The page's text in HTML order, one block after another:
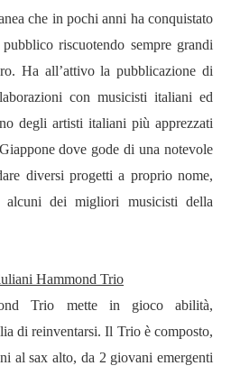
che in pochi anni ha conquistato
riscuotendo sempre grandi
Ha all’attivo la pubblicazione di
con musicisti italiani ed
degli artisti italiani più apprezzati
dove gode di una notevole
diversi progetti a proprio nome,
alcuni dei migliori musicisti della
Hammond Trio
Trio mette in gioco abilità,
di reinventarsi. Il Trio è composto,
al sax alto, da 2 giovani emergenti